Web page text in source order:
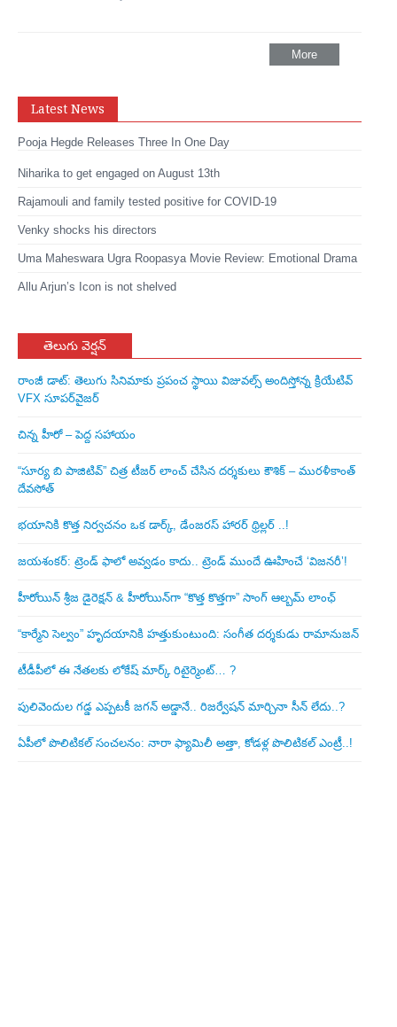
More
Latest News
Pooja Hegde Releases Three In One Day
Niharika to get engaged on August 13th
Rajamouli and family tested positive for COVID-19
Venky shocks his directors
Uma Maheswara Ugra Roopasya Movie Review: Emotional Drama
Allu Arjun’s Icon is not shelved
తెలుగు వెర్షన్
రాంజీ డాట్: తెలుగు సినిమాకు ప్రపంచ స్థాయి విజువల్స్ అందిస్తోన్న క్రియేటివ్
VFX సూపర్‌వైజర్
చిన్న హీరో – పెద్ద సహాయం
“సూర్య బి పాజిటివ్” చిత్ర టీజర్ లాంచ్ చేసిన‌ దర్శకులు కౌశిక్ – మురళీకాంత్
దేవసోత్
భయానికి కొత్త నిర్వచనం ఒక డార్క్, డేంజరస్ హారర్ థ్రిల్లర్ ..!
జయశంకర్: ట్రెండ్‌ ఫాలో అవ్వడం కాదు.. ట్రెండ్‌ ముందే ఊహించే ‘విజనరీ’!
హీరోయిన్ శ్రీజ డైరెక్ష‌న్ & హీరోయిన్‌గా “కొత్త కొత్తగా” సాంగ్ ఆల్బమ్ లాంఛ్
“కార్మేని సెల్వం” హృదయానికి హత్తుకుంటుంది: సంగీత దర్శకుడు రామానుజన్
టీడీపీలో ఈ నేత‌ల‌కు లోకేష్ మార్క్ రిటైర్మెంట్‌… ?
పులివెందుల గ‌డ్డ ఎప్ప‌ట‌కీ జ‌గ‌న్ అడ్డానే.. రిజ‌ర్వేష‌న్ మార్చినా సీన్ లేదు..?
ఏపీలో పొలిటిక‌ల్ సంచ‌ల‌నం: నారా ఫ్యామిలీ అత్తా, కోడ‌ళ్ల పొలిటికల్ ఎంట్రీ..!